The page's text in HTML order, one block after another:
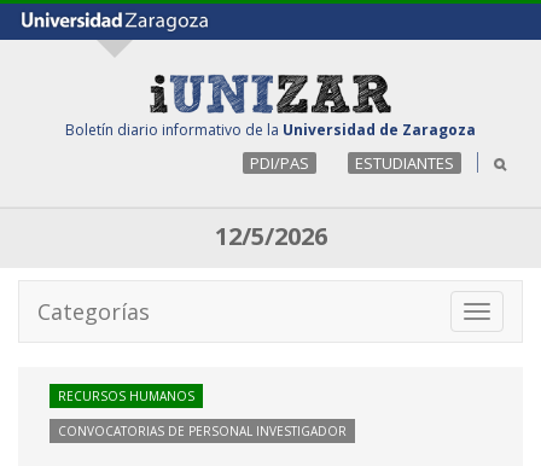
Boletín diario informativo de la Universidad de Zaragoza
PDI/PAS ESTUDIANTES
12/5/2026
Toggle
Categorías
RECURSOS HUMANOS
CONVOCATORIAS DE PERSONAL INVESTIGADOR